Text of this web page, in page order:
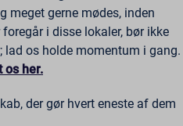
meget gerne mødes, inden
i disse lokaler, bør ikke
lad os holde momentum i gang.
os her.
der gør hvert eneste af dem